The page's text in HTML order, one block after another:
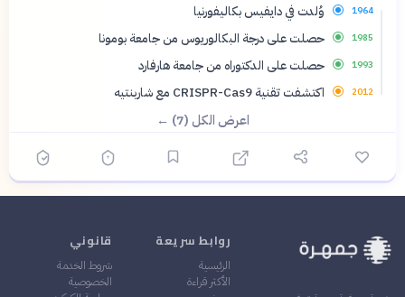
1964 وُلدت في دايفيس بكاليفورنيا
1985 حصلت على درجة البكالوريوس من جامعة بومونا
1993 حصلت على الدكتوراه من جامعة هارفارد
2012 اكتشفت تقنية CRISPR-Cas9 مع شاربنتيه
اعرض الكل (7) ←
روابط سريعة
الرئيسية
الأكثر قراءة
قانوني
شروط الخدمة
الخصوصية